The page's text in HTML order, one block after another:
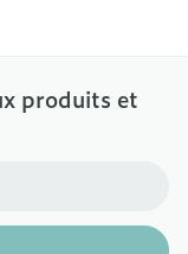
produits et